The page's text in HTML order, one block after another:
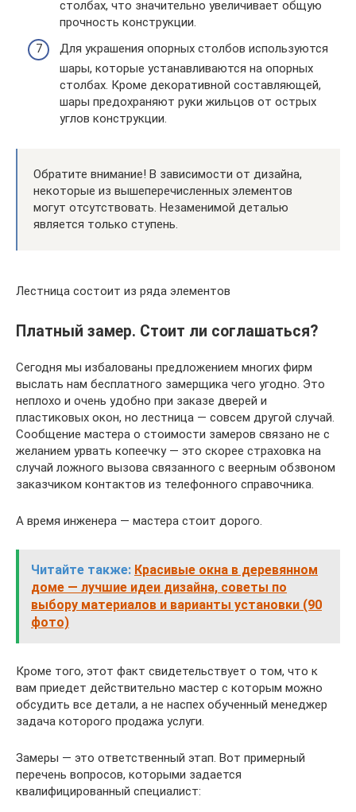
столбах, что значительно увеличивает общую
прочность конструкции.
Для украшения опорных столбов используются
шары, которые устанавливаются на опорных
столбах. Кроме декоративной составляющей,
шары предохраняют руки жильцов от острых
углов конструкции.
Обратите внимание! В зависимости от дизайна,
некоторые из вышеперечисленных элементов
могут отсутствовать. Незаменимой деталью
является только ступень.
Лестница состоит из ряда элементов
Платный замер. Стоит ли соглашаться?
Сегодня мы избалованы предложением многих фирм
выслать нам бесплатного замерщика чего угодно. Это
неплохо и очень удобно при заказе дверей и
пластиковых окон, но лестница — совсем другой случай.
Сообщение мастера о стоимости замеров связано не с
желанием урвать копеечку — это скорее страховка на
случай ложного вызова связанного с веерным обзвоном
заказчиком контактов из телефонного справочника.
А время инженера — мастера стоит дорого.
Читайте также: Красивые окна в деревянном
доме — лучшие идеи дизайна, советы по
выбору материалов и варианты установки (90
фото)
Кроме того, этот факт свидетельствует о том, что к
вам приедет действительно мастер с которым можно
обсудить все детали, а не наспех обученный менеджер
задача которого продажа услуги.
Замеры — это ответственный этап. Вот примерный
перечень вопросов, которыми задается
квалифицированный специалист: